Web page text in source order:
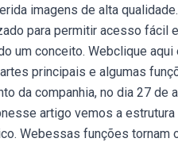
imagens de alta
para permitir acesso fácil
um conceito. Webclique
principais e algumas
da companhia, no dia 27
artigo vemos a
Webessas funções tornam